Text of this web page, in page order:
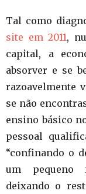
Tal como
site em 2011,
capital, a
absorver e se
razoavelmente
se não
ensino básico
pessoal
“confinando o
um pequeno
deixando o